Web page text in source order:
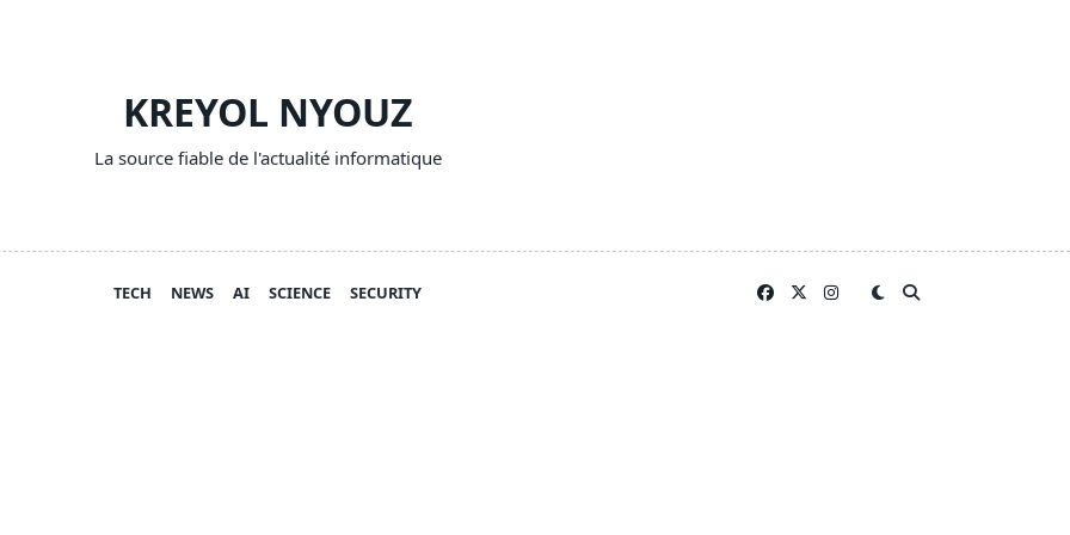
KREYOL NYOUZ
La source fiable de l'actualité informatique
TECH NEWS AI SCIENCE SECURITY